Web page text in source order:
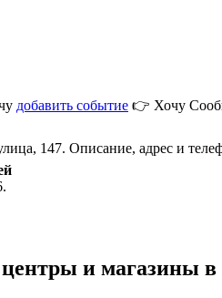
добавить событие 👉 Хочу
147. Описание, адрес и
и магазины